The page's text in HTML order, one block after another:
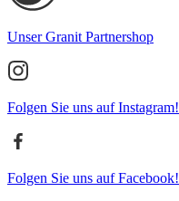
Unser Granit Partnershop
Folgen Sie uns auf Instagram!
Folgen Sie uns auf Facebook!